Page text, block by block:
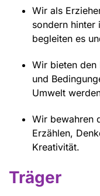
Wir als
sondern hinter
begleiten es
Wir bieten
und
Umwelt
Wir bewahren
Erzählen,
Kreativität.
Träger